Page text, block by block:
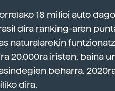
18 milioi auto
dira ranking-aren
naturalarekin
20.000ra iristen, baina
beharra.
dira.